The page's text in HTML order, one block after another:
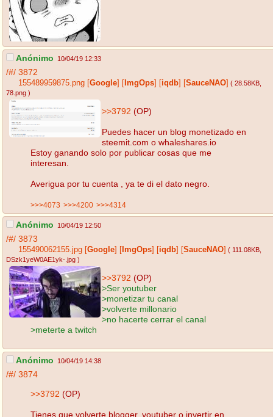
Anónimo 10/04/19 12:33
/#/ 3872
155489959875.png Google ImgOps iqdb SauceNAO ( 28.58KB
78.png )
>>3792 (OP)
Puedes hacer un blog monetizado en
steemit.com o whaleshares.io
Estoy ganando solo por publicar cosas que me
interesan.
Averigua por tu cuenta , ya te di el dato negro.
>>>4073 >>>4200 >>>4314
Anónimo 10/04/19 12:50
/#/ 3873
155490062155.jpg Google ImgOps iqdb SauceNAO ( 111.08KB
DSzk1yeW0AE1yk-.jpg )
>>3792 (OP)
>Ser youtuber
>monetizar tu canal
>volverte millonario
>no hacerte cerrar el canal
>meterte a twitch
Anónimo 10/04/19 14:38
/#/ 3874
>>3792 (OP)
Tienes que volverte blogger, youtuber o invertir en